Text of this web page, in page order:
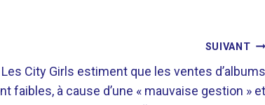
SUIVANT
Les City Girls estiment que les ventes d’albums
faibles, à cause d’une « mauvaise gestion » et